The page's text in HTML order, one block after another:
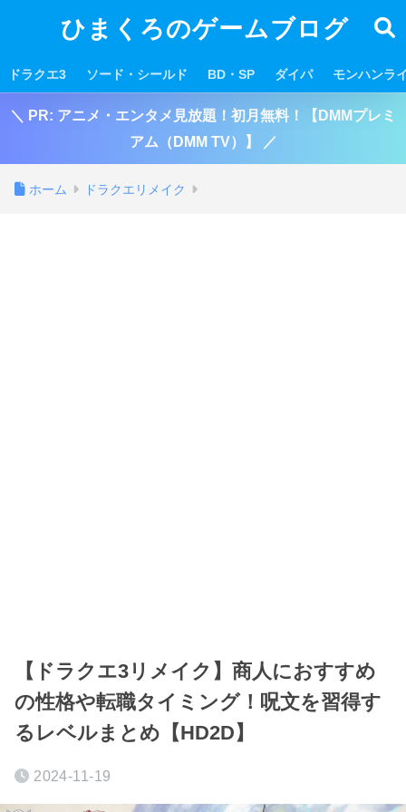
ひまくろのゲームブログ
ドラクエ3 ソード・シールド BD・SP ダイパ モンハンラ
＼ PR: アニメ・エンタメ見放題！初月無料！【DMMプレミ
アム（DMM TV）】 ／
ホーム ドラクエリメイク
【ドラクエ3リメイク】商人におすすめ
の性格や転職タイミング！呪文を習得す
るレベルまとめ【HD2D】
2024-11-19